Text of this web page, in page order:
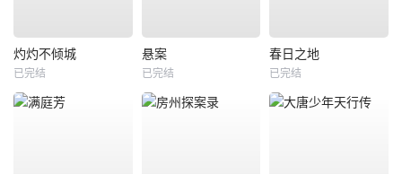
灼灼不倾城
已完结
悬案
已完结
春日之地
已完结